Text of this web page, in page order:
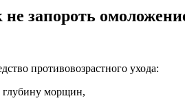
запороть
противовозрастного ухода:
глубину морщин,